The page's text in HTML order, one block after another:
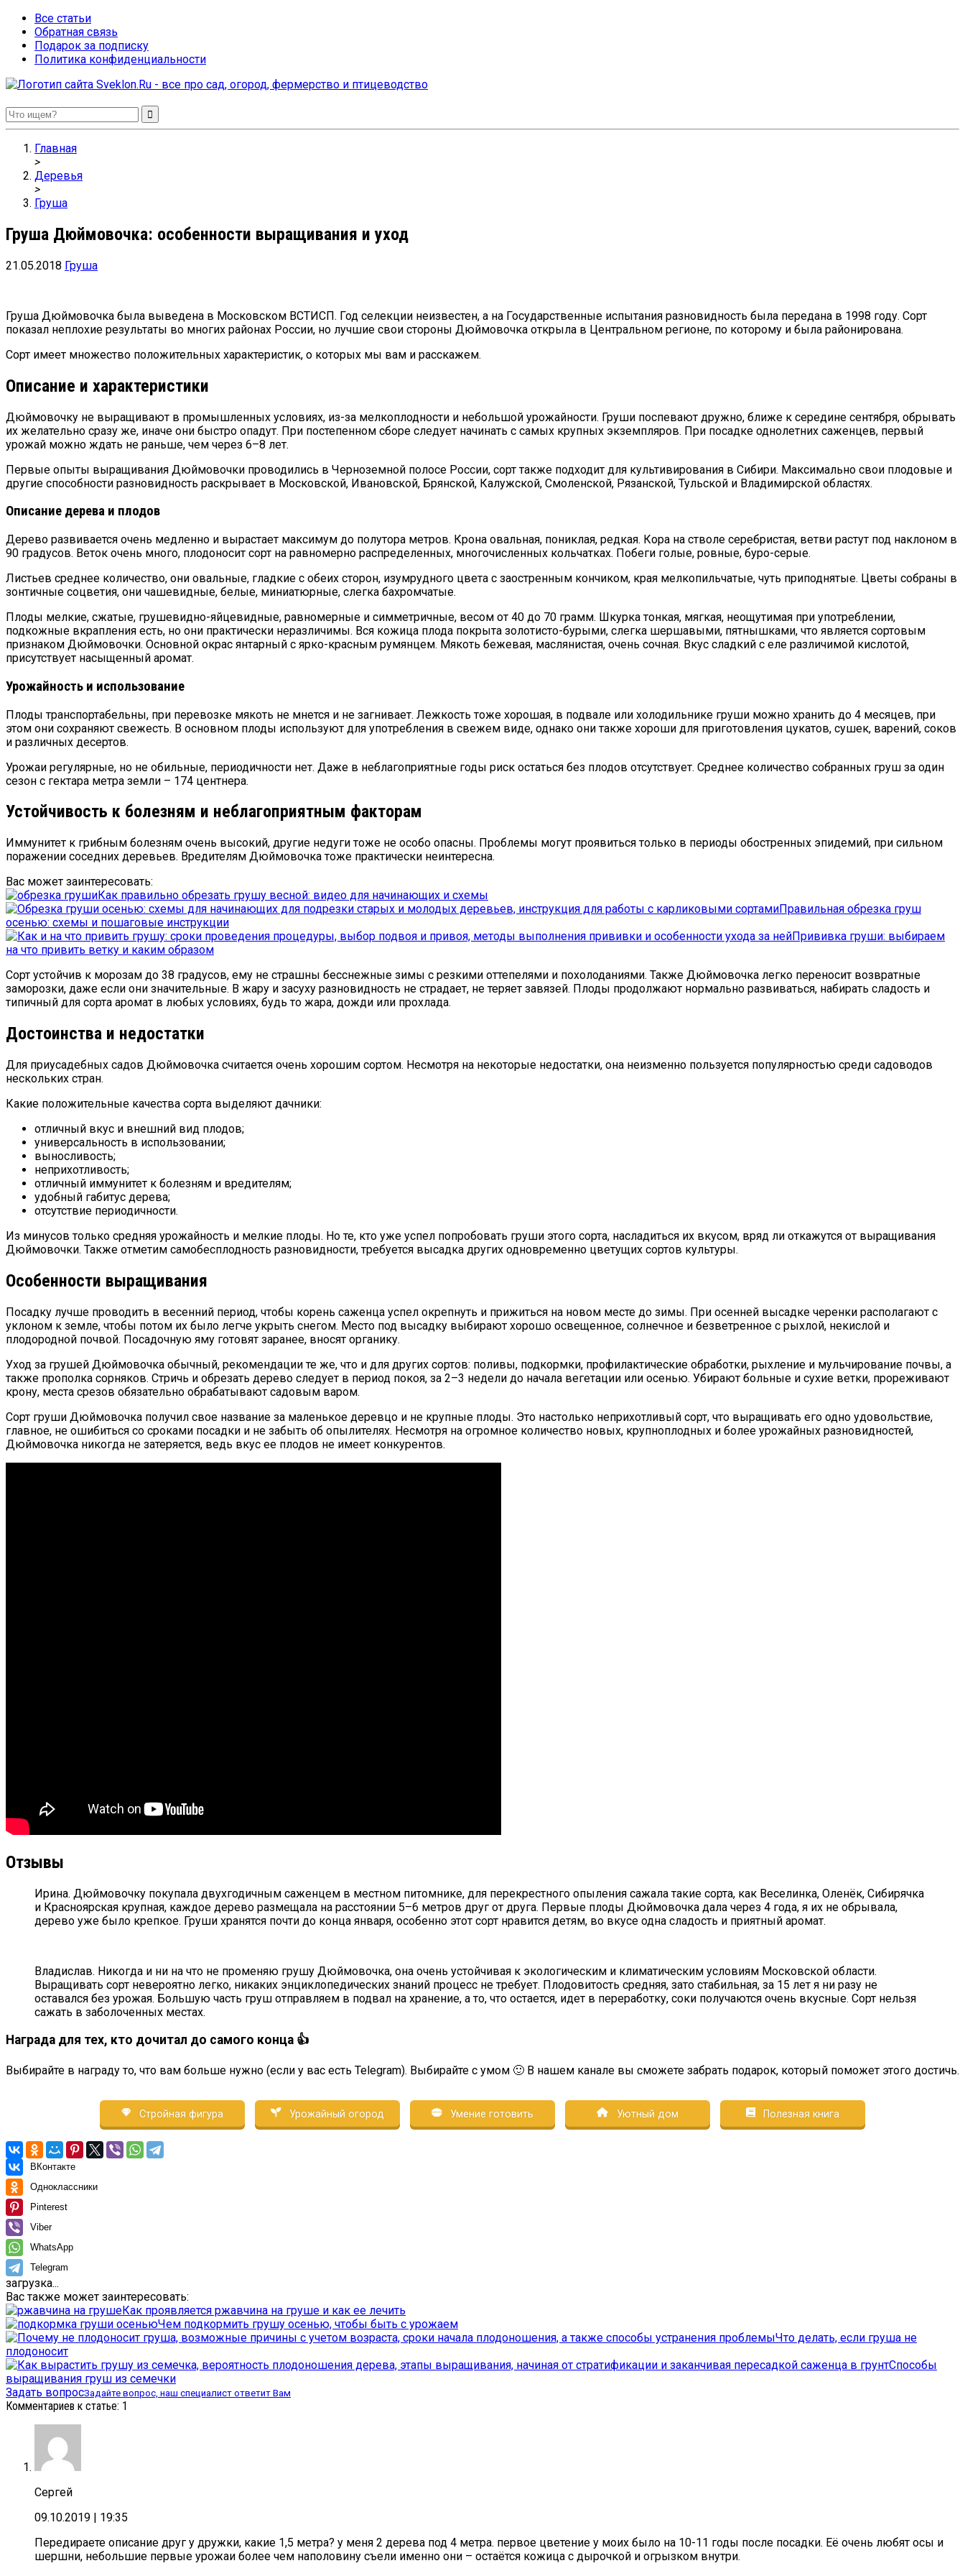
Все статьи
Обратная связь
Подарок за подписку
Политика конфиденциальности
Sveklon.Ru – все про сад, огород, фермерство и птицеводство
Главная
>
Деревья
>
Груша
Груша Дюймовочка: особенности выращивания и уход
21.05.2018 Груша
Груша Дюймовочка была выведена в Московском ВСТИСП. Год селекции неизвестен, а на Государственные испытания разновидность была передана в 1998 году. Сорт
показал неплохие результаты во многих районах России, но лучшие свои стороны Дюймовочка открыла в Центральном регионе, по которому и была районирована.
Сорт имеет множество положительных характеристик, о которых мы вам и расскажем.
Описание и характеристики
Дюймовочку не выращивают в промышленных условиях, из-за мелкоплодности и небольшой урожайности. Груши поспевают дружно, ближе к середине сентября, обрывать
их желательно сразу же, иначе они быстро опадут. При постепенном сборе следует начинать с самых крупных экземпляров. При посадке однолетних саженцев, первый
урожай можно ждать не раньше, чем через 6–8 лет.
Первые опыты выращивания Дюймовочки проводились в Черноземной полосе России, сорт также подходит для культивирования в Сибири. Максимально свои плодовые и
другие способности разновидность раскрывает в Московской, Ивановской, Брянской, Калужской, Смоленской, Рязанской, Тульской и Владимирской областях.
Описание дерева и плодов
Дерево развивается очень медленно и вырастает максимум до полутора метров. Крона овальная, пониклая, редкая. Кора на стволе серебристая, ветви растут под наклоном в
90 градусов. Веток очень много, плодоносит сорт на равномерно распределенных, многочисленных кольчатках. Побеги голые, ровные, буро-серые.
Листьев среднее количество, они овальные, гладкие с обеих сторон, изумрудного цвета с заостренным кончиком, края мелкопильчатые, чуть приподнятые. Цветы собраны в
зонтичные соцветия, они чашевидные, белые, миниатюрные, слегка бахромчатые.
Плоды мелкие, сжатые, грушевидно-яйцевидные, равномерные и симметричные, весом от 40 до 70 грамм. Шкурка тонкая, мягкая, неощутимая при употреблении,
подкожные вкрапления есть, но они практически неразличимы. Вся кожица плода покрыта золотисто-бурыми, слегка шершавыми, пятнышками, что является сортовым
признаком Дюймовочки. Основной окрас янтарный с ярко-красным румянцем. Мякоть бежевая, маслянистая, очень сочная. Вкус сладкий с еле различимой кислотой,
присутствует насыщенный аромат.
Урожайность и использование
Плоды транспортабельны, при перевозке мякоть не мнется и не загнивает. Лежкость тоже хорошая, в подвале или холодильнике груши можно хранить до 4 месяцев, при
этом они сохраняют свежесть. В основном плоды используют для употребления в свежем виде, однако они также хороши для приготовления цукатов, сушек, варений, соков
и различных десертов.
Урожаи регулярные, но не обильные, периодичности нет. Даже в неблагоприятные годы риск остаться без плодов отсутствует. Среднее количество собранных груш за один
сезон с гектара метра земли – 174 центнера.
Устойчивость к болезням и неблагоприятным факторам
Иммунитет к грибным болезням очень высокий, другие недуги тоже не особо опасны. Проблемы могут проявиться только в периоды обостренных эпидемий, при сильном
поражении соседних деревьев. Вредителям Дюймовочка тоже практически неинтересна.
Вас может заинтересовать:
Как правильно обрезать грушу весной: видео для начинающих и схемы
Правильная обрезка груш
осенью: схемы и пошаговые инструкции
Прививка груши: выбираем
на что привить ветку и каким образом
Сорт устойчив к морозам до 38 градусов, ему не страшны бесснежные зимы с резкими оттепелями и похолоданиями. Также Дюймовочка легко переносит возвратные
заморозки, даже если они значительные. В жару и засуху разновидность не страдает, не теряет завязей. Плоды продолжают нормально развиваться, набирать сладость и
типичный для сорта аромат в любых условиях, будь то жара, дожди или прохлада.
Достоинства и недостатки
Для приусадебных садов Дюймовочка считается очень хорошим сортом. Несмотря на некоторые недостатки, она неизменно пользуется популярностью среди садоводов
нескольких стран.
Какие положительные качества сорта выделяют дачники:
отличный вкус и внешний вид плодов;
универсальность в использовании;
выносливость;
неприхотливость;
отличный иммунитет к болезням и вредителям;
удобный габитус дерева;
отсутствие периодичности.
Из минусов только средняя урожайность и мелкие плоды. Но те, кто уже успел попробовать груши этого сорта, насладиться их вкусом, вряд ли откажутся от выращивания
Дюймовочки. Также отметим самобесплодность разновидности, требуется высадка других одновременно цветущих сортов культуры.
Особенности выращивания
Посадку лучше проводить в весенний период, чтобы корень саженца успел окрепнуть и прижиться на новом месте до зимы. При осенней высадке черенки располагают с
уклоном к земле, чтобы потом их было легче укрыть снегом. Место под высадку выбирают хорошо освещенное, солнечное и безветренное с рыхлой, некислой и
плодородной почвой. Посадочную яму готовят заранее, вносят органику.
Уход за грушей Дюймовочка обычный, рекомендации те же, что и для других сортов: поливы, подкормки, профилактические обработки, рыхление и мульчирование почвы, а
также прополка сорняков. Стричь и обрезать дерево следует в период покоя, за 2–3 недели до начала вегетации или осенью. Убирают больные и сухие ветки, прореживают
крону, места срезов обязательно обрабатывают садовым варом.
Сорт груши Дюймовочка получил свое название за маленькое деревцо и не крупные плоды. Это настолько неприхотливый сорт, что выращивать его одно удовольствие,
главное, не ошибиться со сроками посадки и не забыть об опылителях. Несмотря на огромное количество новых, крупноплодных и более урожайных разновидностей,
Дюймовочка никогда не затеряется, ведь вкус ее плодов не имеет конкурентов.
Отзывы
Ирина. Дюймовочку покупала двухгодичным саженцем в местном питомнике, для перекрестного опыления сажала такие сорта, как Веселинка, Оленёк, Сибиряч­ка
и Красноярская крупная, каждое дерево размещала на расстоянии 5–6 метров друг от друга. Первые плоды Дюймовочка дала через 4 года, я их не обрывала,
дерево уже было крепкое. Груши хранятся почти до конца января, особенно этот сорт нравится детям, во вкусе одна сладость и приятный аромат.
Владислав. Никогда и ни на что не променяю грушу Дюймовочка, она очень устойчивая к экологическим и климатическим условиям Московской области.
Выращивать сорт невероятно легко, никаких энциклопедических знаний процесс не требует. Плодовитость средняя, зато стабильная, за 15 лет я ни разу не
оставался без урожая. Большую часть груш отправляем в подвал на хранение, а то, что остается, идет в переработку, соки получаются очень вкусные. Сорт нельзя
сажать в заболоченных местах.
Награда для тех, кто дочитал до самого конца 👍
Выбирайте в награду то, что вам больше нужно (если у вас есть Telegram). Выбирайте с умом 🙂 В нашем канале вы сможете забрать подарок, который поможет этого достичь.
Стройная фигура Урожайный огород Умение готовить Уютный дом Полезная книга
ВКонтакте
Одноклассники
Pinterest
Viber
WhatsApp
Telegram
загрузка...
Вас также может заинтересовать:
Как проявляется ржавчина на груше и как ее лечить
Чем подкормить грушу осенью, чтобы быть с урожаем
Что делать, если груша не
плодоносит
Способы
выращивания груш из семечки
Задать вопросЗадайте вопрос, наш специалист ответит Вам
Комментариев к статье: 1
Сергей
09.10.2019 | 19:35
Передираете описание друг у дружки, какие 1,5 метра? у меня 2 дерева под 4 метра. первое цветение у моих было на 10-11 годы после посадки. Её очень любят осы и
шершни, небольшие первые урожаи более чем наполовину съели именно они – остаётся кожица с дырочкой и огрызком внутри.